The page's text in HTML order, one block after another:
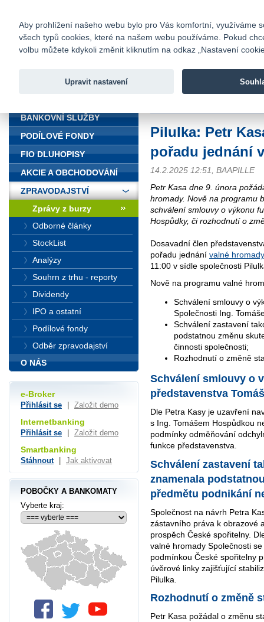
Fio banka
Fio banka
Pilulka: Petr
pořadu jednání
14.2.2025 12:51, BAAPILLE
Petr Kasa dne 9. února
hromady. Nově na programu
schválení smlouvy o výkonu
Hospůdky, či rozhodnutí o
Dosavadní člen
pořadu jednání valné hromady
11:00 v sídle společnosti
Nově na programu valné
Schválení smlouvy o
Společnosti Ing.
Schválení zastavení
podstatnou změnu
činnosti společnosti;
Rozhodnutí o změně
Schválení smlouvy o
představenstva
Dle Petra Kasy je uzavření
s Ing. Tomášem Hospůdkou
podmínky odměňování
funkce představenstva.
Schválení zastavení
znamenala
předmětu podnikání
Společnost na návrh Petra
zástavního práva k obrazové
prospěch České spořitelny.
valné hromady Společnosti
podmínkou České spořitelny
úvěrové linky zajišťující
Pilulka.
Rozhodnutí o změně
Petr Kasa požádal o změnu
BANKOVNÍ SLUŽBY
PODÍLOVÉ FONDY
FIO DLUHOPISY
AKCIE A OBCHODOVÁNÍ
ZPRAVODAJSTVÍ
Zprávy z burzy
Odborné články
StockList
Analýzy
Souhrn z trhu - reporty
Dividendy
IPO a ostatní
Podílové fondy
Odběr zpravodajství
O NÁS
e-Broker
Přihlásit se Založit demo
Internetbanking
Přihlásit se Založit demo
Smartbanking
Stáhnout Jak aktivovat
POBOČKY A BANKOMATY
Vyberte kraj:
Aby prohlížení našeho webu bylo pro Vás komfortní, využíváme
všech typů cookies, které na našem webu používáme. Pokud
volbu můžete kdykoli změnit kliknutím na odkaz „Nastavení
Upravit nastavení